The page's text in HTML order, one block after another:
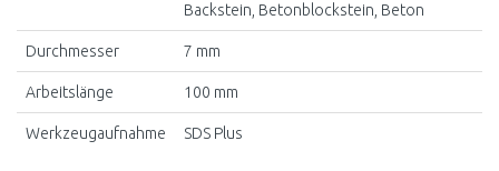
Backstein, Betonblockstein, Beton
Durchmesser 7 mm
Arbeitslänge 100 mm
Werkzeugaufnahme SDS Plus